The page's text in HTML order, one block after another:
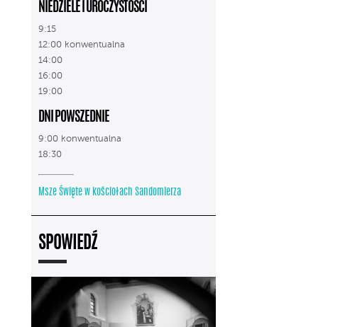
NIEDZIELE I UROCZYSTOŚCI
9:15
12:00 konwentualna
14:00
16:00
19:00
DNI POWSZEDNIE
9:00 konwentualna
18:30
Msze Święte w kościołach Sandomierza
SPOWIEDŹ